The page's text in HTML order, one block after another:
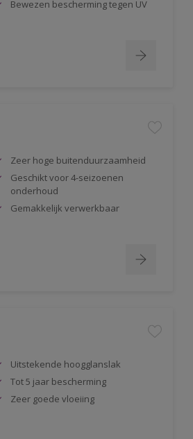
Bewezen bescherming tegen UV
Zeer hoge buitenduurzaamheid
Geschikt voor 4-seizoenen
onderhoud
Gemakkelijk verwerkbaar
Uitstekende hoogglanslak
Tot 5 jaar bescherming
Zeer goede vloeiing